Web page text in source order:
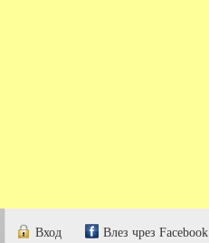
Вход Влез чрез Facebook